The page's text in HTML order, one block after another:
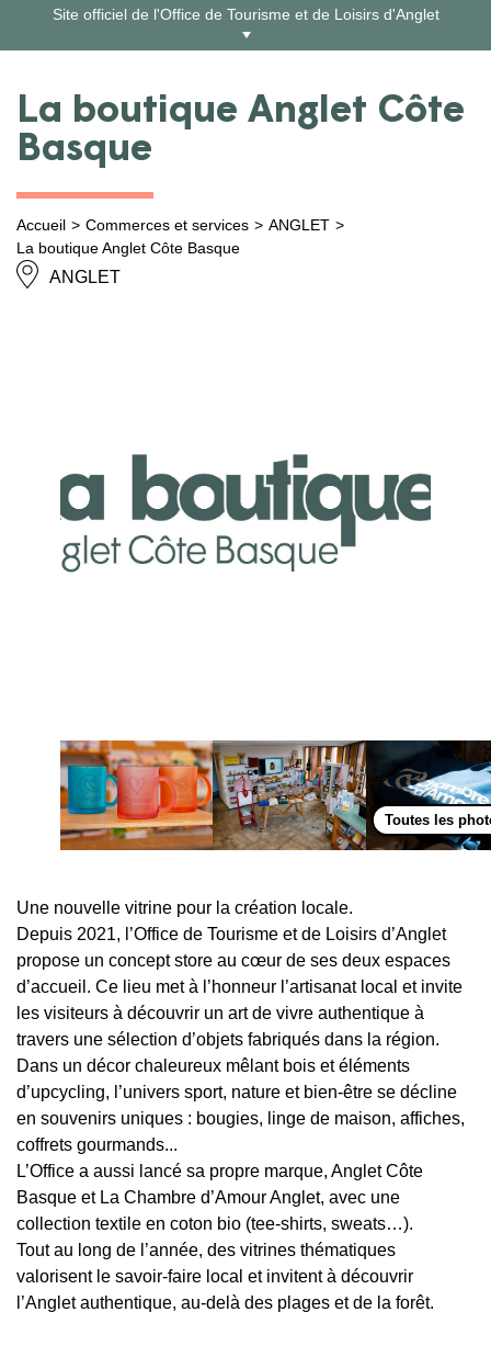
contenu
Site officiel de l'Office de Tourisme et de Loisirs d'Anglet
La boutique Anglet Côte
Basque
Accueil Commerces et services
ANGLET
La boutique Anglet Côte Basque
ANGLET
Toutes les
Une nouvelle vitrine pour la création locale.
Depuis 2021, l’Office de Tourisme et de Loisirs d’Anglet
propose un concept store au cœur de ses deux espaces
d’accueil. Ce lieu met à l’honneur l’artisanat local et invite
les visiteurs à découvrir un art de vivre authentique à
travers une sélection d’objets fabriqués dans la région.
Dans un décor chaleureux mêlant bois et éléments
d’upcycling, l’univers sport, nature et bien-être se décline
en souvenirs uniques : bougies, linge de maison, affiches,
coffrets gourmands...
L’Office a aussi lancé sa propre marque, Anglet Côte
Basque et La Chambre d’Amour Anglet, avec une
collection textile en coton bio (tee-shirts, sweats…).
Tout au long de l’année, des vitrines thématiques
valorisent le savoir-faire local et invitent à découvrir
l’Anglet authentique, au-delà des plages et de la forêt.